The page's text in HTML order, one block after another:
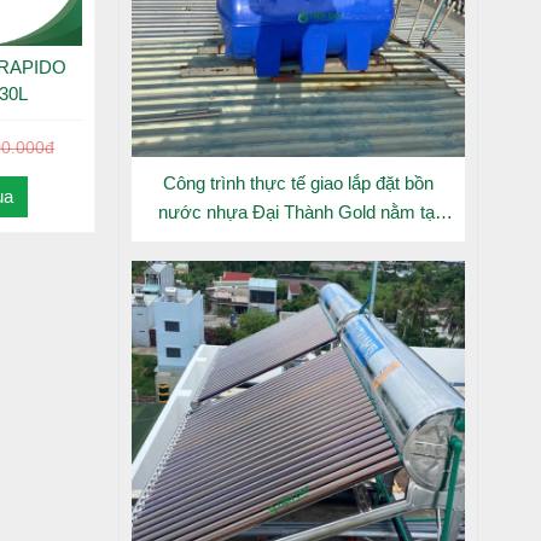
nước)
động)
Công trình thực tế giao lắp đặt bồn
nước nhựa Đại Thành Gold nằm tại